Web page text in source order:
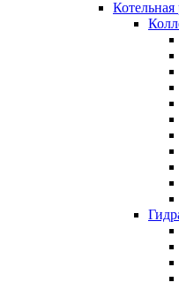
Котельная